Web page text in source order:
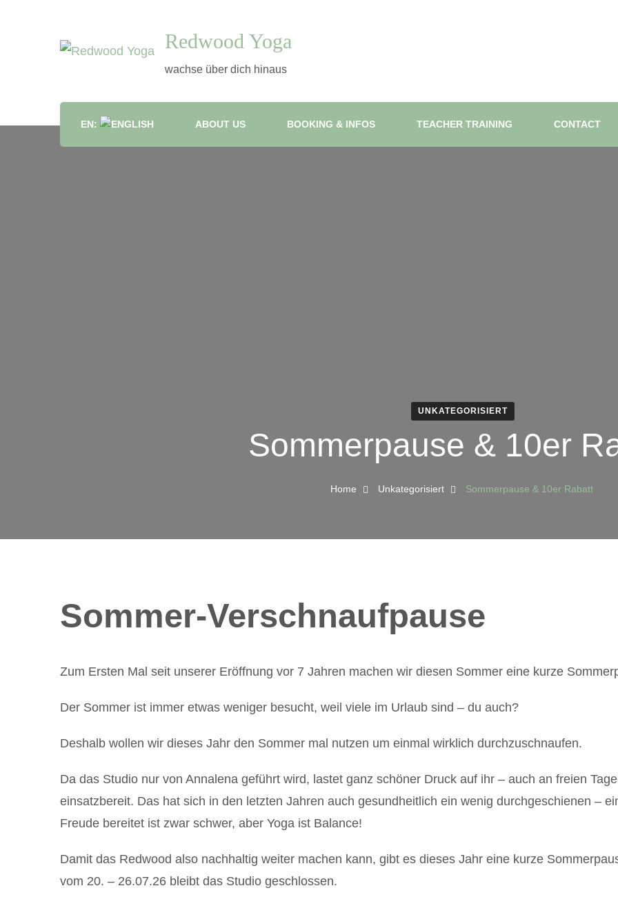
Redwood Yoga
wachse über dich hinaus
EN: ABOUT US BOOKING & INFOS TEACHER TRAINING CONTACT
UNKATEGORISIERT
Sommerpause & 10er
Home Unkategorisiert Sommerpause & 10er Rabatt
Sommer-Verschnaufpause
Zum Ersten Mal seit unserer Eröffnung vor 7 Jahren machen wir diesen Sommer eine kurze
Der Sommer ist immer etwas weniger besucht, weil viele im Urlaub sind – du auch?
Deshalb wollen wir dieses Jahr den Sommer mal nutzen um einmal wirklich durchzuschnaufen.
Da das Studio nur von Annalena geführt wird, lastet ganz schöner Druck auf ihr – auch an freien
einsatzbereit. Das hat sich in den letzten Jahren auch gesundheitlich ein wenig durchgeschienen –
Freude bereitet ist zwar schwer, aber Yoga ist Balance!
Damit das Redwood also nachhaltig weiter machen kann, gibt es dieses Jahr eine kurze
vom 20. – 26.07.26 bleibt das Studio geschlossen.